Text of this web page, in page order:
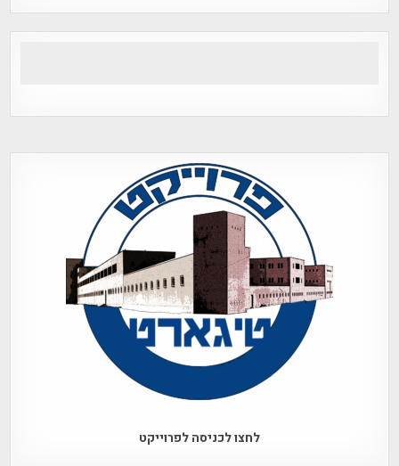
לחצו לכניסה לפרוייקט